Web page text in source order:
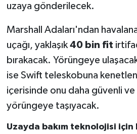
uzaya gönderilecek.
Marshall Adaları'ndan
uçağı, yaklaşık40 bin fit
bırakacak. Yörüngeye
ise Swift teleskobuna
içerisinde onu daha güvenli
yörüngeye taşıyacak.
Uzayda bakım teknolojisi için